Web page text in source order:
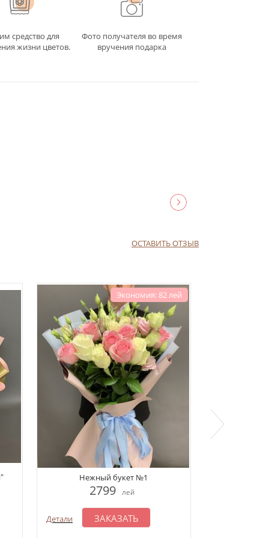
средство для
жизни цветов.
Фото получателя во время
вручения подарка
ОСТАВИТЬ ОТЗЫВ
Экономия: 82 лей
Нежный букет №1
2799 лей
Детали ЗАКАЗАТЬ